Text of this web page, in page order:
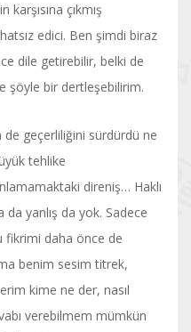
çıkmış
edici. Ben şimdi biraz
dile getirebilir, belki de
şöyle bir dertleşebilirim.
de geçerliliğini sürdürdü ne
tehlike
direniş… Haklı
yanlış da yok. Sadece
fikrimi daha önce de
benim sesim titrek,
kime ne der, nasıl
verebilmem mümkün